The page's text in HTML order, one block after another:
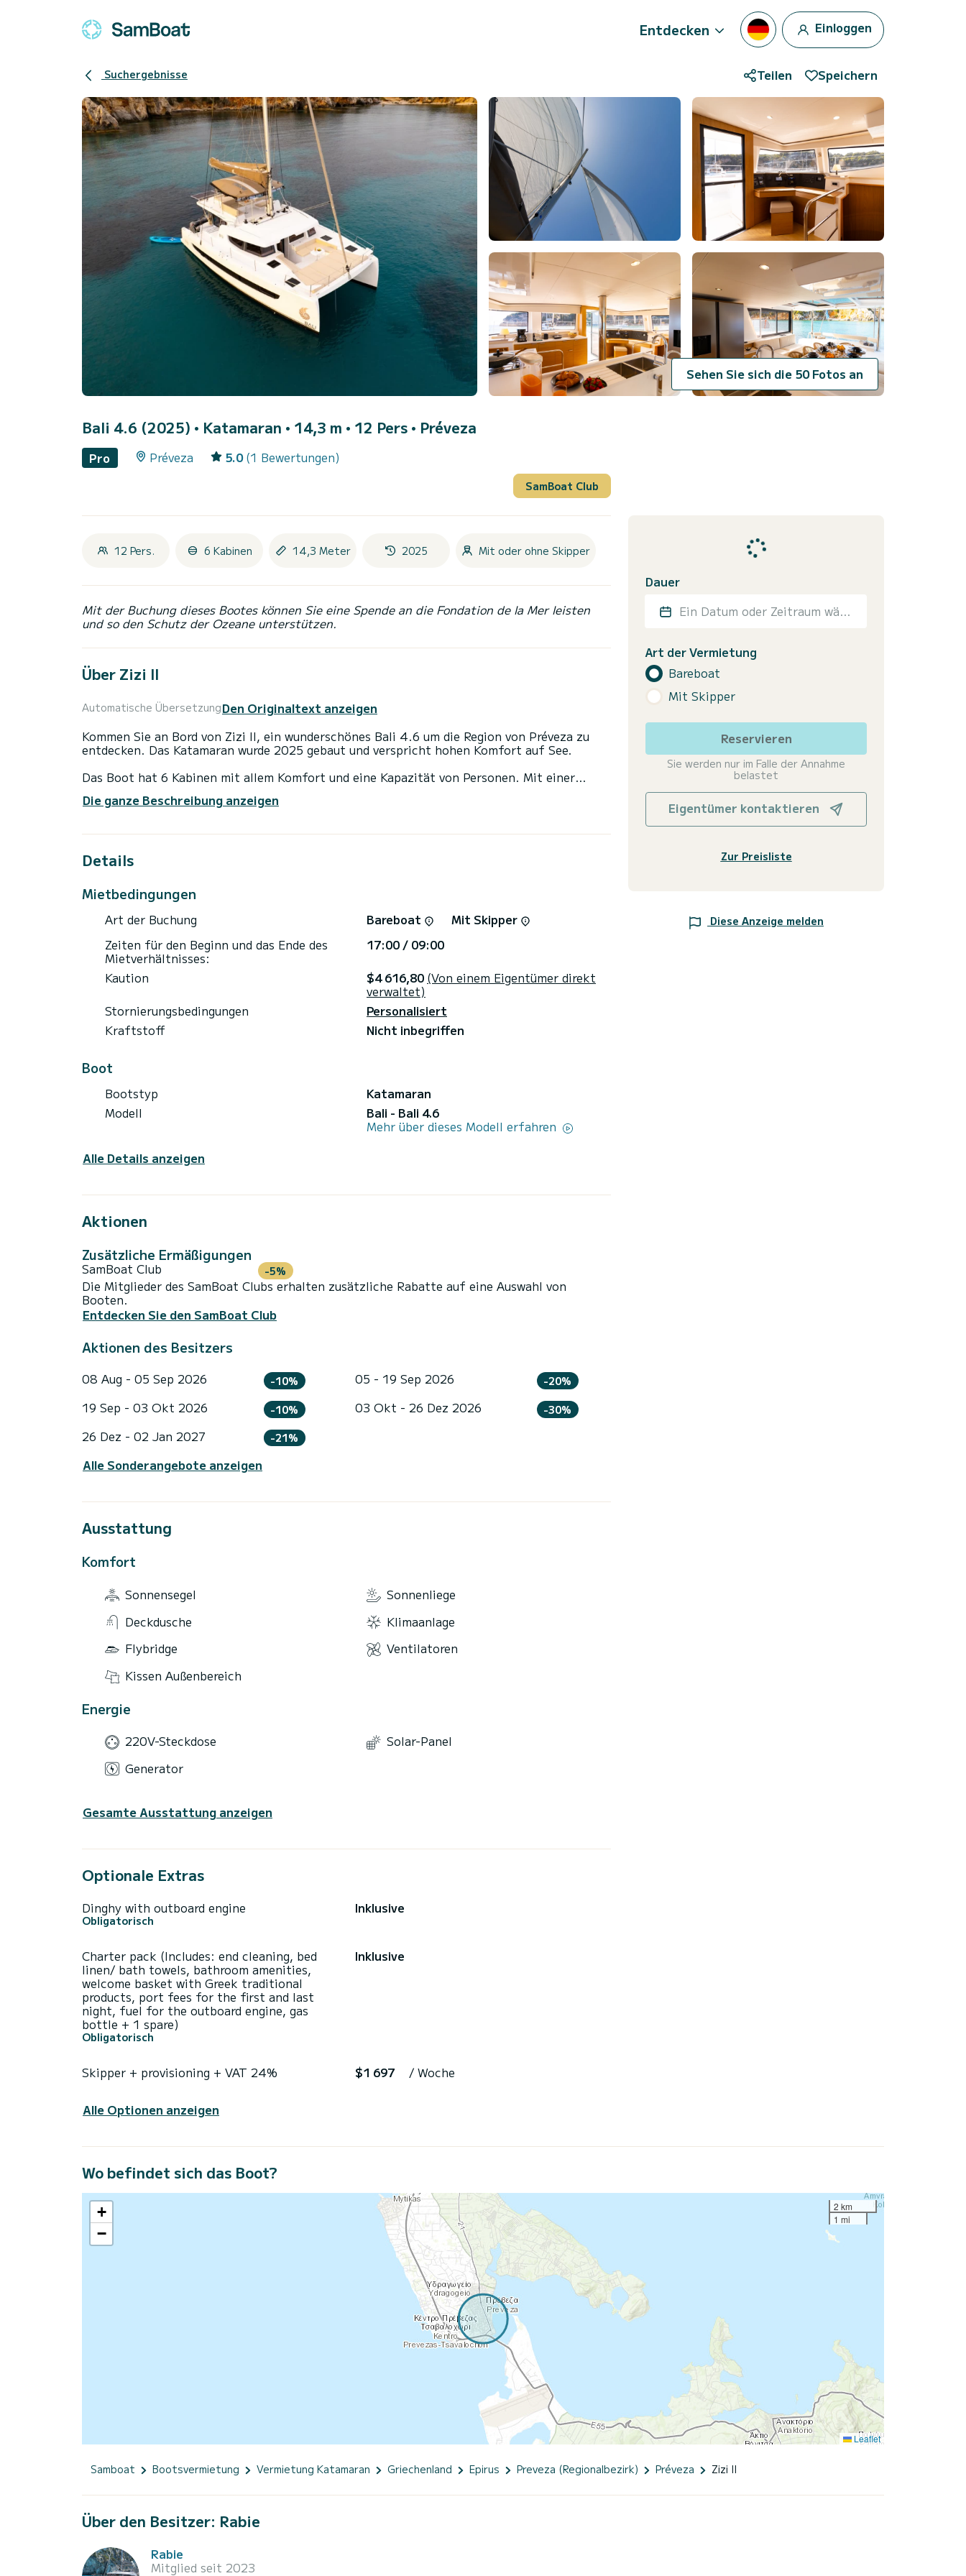
Entdecken Einloggen
Suchergebnisse Teilen Speichern
Sehen Sie sich die 50 Fotos an
Bali 4.6 (2025) • Katamaran • 14,3 m • 12 Pers • Préveza
Pro Préveza 5.0 (1 Bewertungen)
SamBoat Club
12 Pers. 6 Kabinen 14,3 Meter 2025 Mit oder ohne Skipper
Mit der Buchung dieses Bootes können Sie eine Spende an die Fondation de la Mer leisten
und so den Schutz der Ozeane unterstützen.
Über Zizi II
Automatische ÜbersetzungDen Originaltext anzeigen
Kommen Sie an Bord von Zizi II, ein wunderschönes Bali 4.6 um die Region von Préveza zu
entdecken. Das Katamaran wurde 2025 gebaut und verspricht hohen Komfort auf See.
Das Boot hat 6 Kabinen mit allem Komfort und eine Kapazität von Personen. Mit einer
Urlaub auf dem Wasser in der Umgebung von Préveza zu verbringen.
Dieses Bali 4.6 verfügt über 5 Toiletten mit Dusche.
Es ist unter anderem mit folgender Ausrüstung ausgestattet: Autopilot, Entsalzungsanlage,
Die ganze Beschreibung anzeigen
Details
Mietbedingungen
Art der Buchung Bareboat
Mit Skipper
Zeiten für den Beginn und das Ende des
Mietverhältnisses:
17:00 / 09:00
Kaution
$4 616,80 (Von einem Eigentümer direkt
verwaltet)
Stornierungsbedingungen
Personalisiert
Kraftstoff
Nicht inbegriffen
Boot
Bootstyp
Katamaran
Modell
Bali - Bali 4.6
Mehr über dieses Modell erfahren
Alle Details anzeigen
Aktionen
Zusätzliche Ermäßigungen
SamBoat Club -5%
Die Mitglieder des SamBoat Clubs erhalten zusätzliche Rabatte auf eine Auswahl von
Booten.
Entdecken Sie den SamBoat Club
Aktionen des Besitzers
08 Aug - 05 Sep 2026 -10% 05 - 19 Sep 2026 -20%
19 Sep - 03 Okt 2026 -10% 03 Okt - 26 Dez 2026 -30%
26 Dez - 02 Jan 2027 -21%
Alle Sonderangebote anzeigen
Ausstattung
Komfort
Sonnensegel
Sonnenliege
Deckdusche
Klimaanlage
Flybridge
Ventilatoren
Kissen Außenbereich
Energie
220V-Steckdose
Solar-Panel
Generator
Gesamte Ausstattung anzeigen
Optionale Extras
Dinghy with outboard engine
Obligatorisch
Inklusive
Charter pack (Includes: end cleaning, bed
linen/ bath towels, bathroom amenities,
welcome basket with Greek traditional
products, port fees for the first and last
night, fuel for the outboard engine, gas
bottle + 1 spare)
Obligatorisch
Inklusive
Skipper + provisioning + VAT 24% $1 697 / Woche
Alle Optionen anzeigen
Dauer
Ein Datum oder Zeitraum wählen
Art der Vermietung
Bareboat
Mit Skipper
Reservieren
Sie werden nur im Falle der Annahme
belastet
Eigentümer kontaktieren
Zur Preisliste
Diese Anzeige melden
Wo befindet sich das Boot?
+
−
2 km
1 mi
Leaflet
Samboat Bootsvermietung Vermietung Katamaran Griechenland Epirus Preveza (Regionalbezirk) Préveza Zizi II
Über den Besitzer: Rabie
Rabie
Mitglied seit 2023